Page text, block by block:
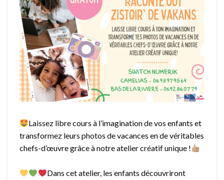
Laissez libre cours à l’imagination de vos enfants et
transformez leurs photos de vacances en de véritables
chefs-d’œuvre grâce à notre atelier créatif unique !
Dans cet atelier, les enfants découvriront